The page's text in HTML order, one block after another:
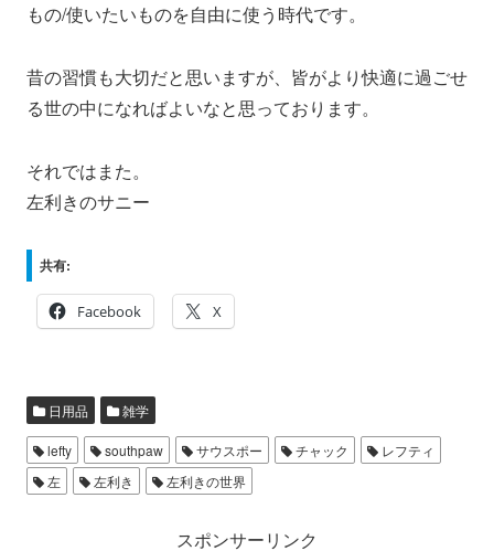
もの/使いたいものを自由に使う時代です。
昔の習慣も大切だと思いますが、皆がより快適に過ごせ
る世の中になればよいなと思っております。
それではまた。
左利きのサニー
共有:
Facebook X
日用品 雑学
lefty southpaw サウスポー チャック
レフティ
左
左利き 左利きの世界
スポンサーリンク